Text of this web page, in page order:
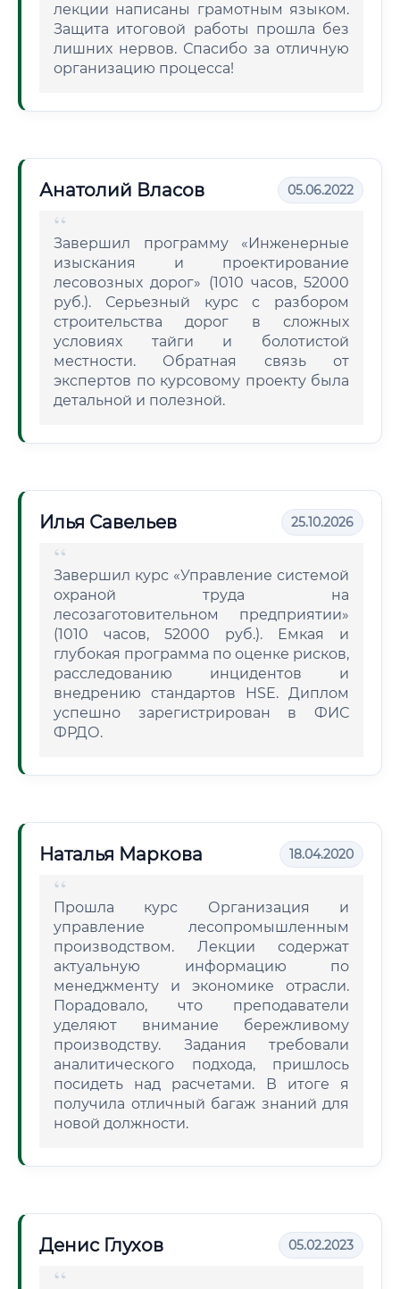
лекции написаны грамотным языком.
Защита итоговой работы прошла без
лишних нервов. Спасибо за отличную
организацию процесса!
Анатолий Власов 05.06.2022
Завершил программу «Инженерные
изыскания и проектирование
лесовозных дорог» (1010 часов, 52000
руб.). Серьезный курс с разбором
строительства дорог в сложных
условиях тайги и болотистой
местности. Обратная связь от
экспертов по курсовому проекту была
детальной и полезной.
Илья Савельев 25.10.2026
Завершил курс «Управление системой
охраной труда на
лесозаготовительном предприятии»
(1010 часов, 52000 руб.). Емкая и
глубокая программа по оценке рисков,
расследованию инцидентов и
внедрению стандартов HSE. Диплом
успешно зарегистрирован в ФИС
ФРДО.
Наталья Маркова 18.04.2020
Прошла курс Организация и
управление лесопромышленным
производством. Лекции содержат
актуальную информацию по
менеджменту и экономике отрасли.
Порадовало, что преподаватели
уделяют внимание бережливому
производству. Задания требовали
аналитического подхода, пришлось
посидеть над расчетами. В итоге я
получила отличный багаж знаний для
новой должности.
Денис Глухов 05.02.2023